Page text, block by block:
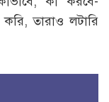
করি, তারাও লটারি